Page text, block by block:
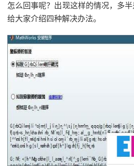
怎么回事呢？出现这样的情况，多
给大家介绍四种解决办法。